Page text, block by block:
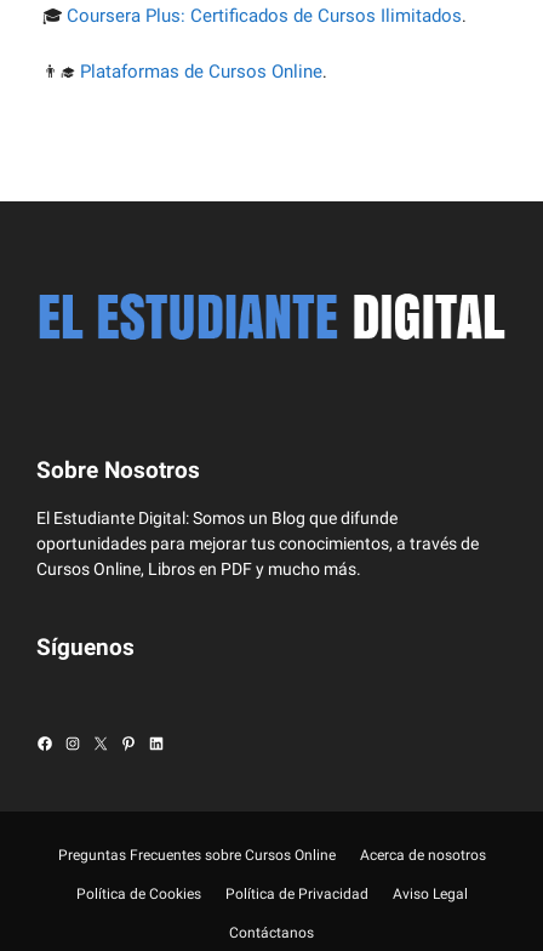
🎓 Coursera Plus: Certificados de Cursos Ilimitados.
👨‍🎓 Plataformas de Cursos Online.
Sobre Nosotros
El Estudiante Digital: Somos un Blog que difunde
oportunidades para mejorar tus conocimientos, a través de
Cursos Online, Libros en PDF y mucho más.
Síguenos
Facebook
Instagram
X PinterestLinkedIn
Preguntas Frecuentes sobre Cursos Online Acerca de nosotros
Política de Cookies Política de Privacidad Aviso Legal
Contáctanos